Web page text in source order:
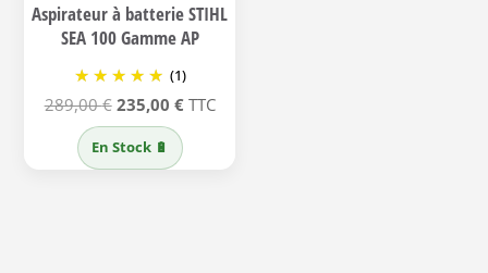
Aspirateur à batterie STIHL
SEA 100 Gamme AP
(1)
289,00€ Le
prix
initial
235,00 €Le
actuel
TTC
En Stock 🔋